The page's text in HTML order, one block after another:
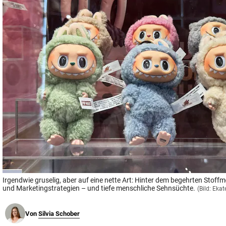
© Krone Multimedia GmbH & Co KG 2026
Muthgasse 2, 1190 Wien
Irgendwie gruselig, aber auf eine nette Art: Hinter dem begehrten
und Marketingstrategien – und tiefe menschliche Sehnsüchte. (Bild:
Von Silvia Schober